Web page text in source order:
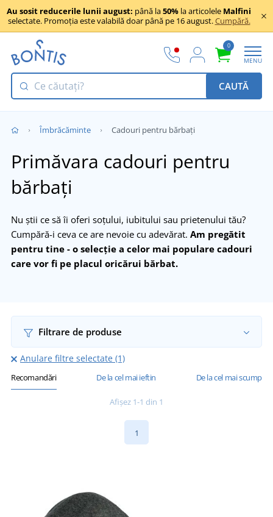
Au sosit reducerile lunii august: până la50% la articolele Malfini
selectate. Promoția este valabilă doar până pe 16 august.Cumpără.
0
MENU
CAUTĂ
Îmbrăcăminte Cadouri pentru bărbați
Primăvara cadouri pentru
bărbați
Nu știi ce să îi oferi soțului, iubitului sau prietenului tău?
Cumpără-i ceva ce are nevoie cu adevărat. Am pregătit
pentru tine - o selecție a celor mai populare cadouri
care vor fi pe placul oricărui bărbat.
Filtrare de produse
Anulare filtre selectate (1)
Recomandări De la cel mai ieftin De la cel mai scump
Afișez 1-1 din 1
1